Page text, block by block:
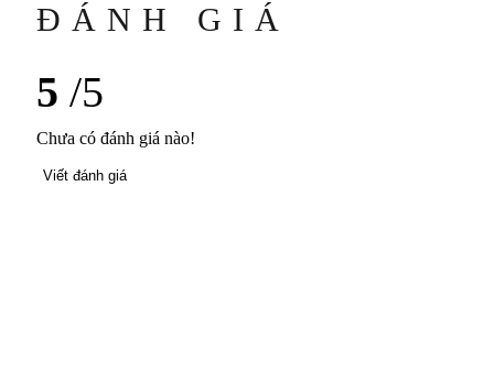
ĐÁNH GIÁ
5 /5
Chưa có đánh giá nào!
Viết đánh giá